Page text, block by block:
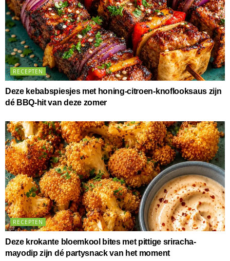
RECEPTEN
Deze kebabspiesjes met honing-citroen-knoflooksaus zijn
dé BBQ-hit van deze zomer
RECEPTEN
Deze krokante bloemkool bites met pittige sriracha-
mayodip zijn dé partysnack van het moment